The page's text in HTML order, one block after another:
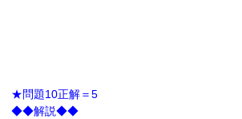
★問題10正解＝5
◆◆解説◆◆